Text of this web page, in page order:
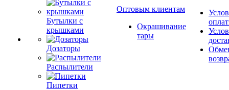
Бутылки с
крышками
Дозаторы
Распылители
Пипетки
Оптовым клиентам
Окрашивание
тары